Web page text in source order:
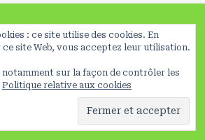
»>
navigation sur ce site, vous acceptez
d’usage
Préferences
: ce site utilise des cookies. En
site Web, vous acceptez leur utilisation.
sur la façon de contrôler les
Politique relative aux cookies